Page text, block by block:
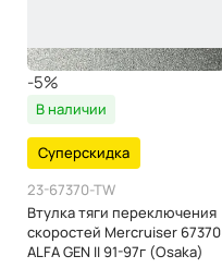
-5%
В наличии
Суперскидка
23-67370-TW
Втулка тяги переключения
скоростей Mercruiser 67370
ALFA GEN II 91-97г (Osaka)